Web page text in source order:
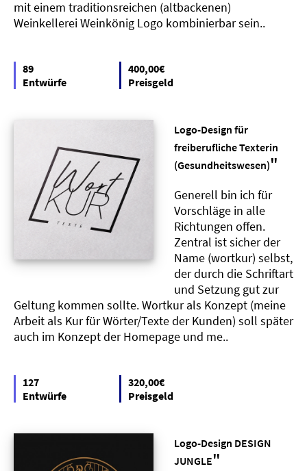
mit einem traditionsreichen (altbackenen)
Weinkellerei Weinkönig Logo kombinierbar sein..
89
Entwürfe
400,00€
Preisgeld
Logo-Design für
freiberufliche Texterin
(Gesundheitswesen)"
Generell bin ich für
Vorschläge in alle
Richtungen offen.
Zentral ist sicher der
Name (wortkur) selbst,
der durch die Schriftart
und Setzung gut zur
Geltung kommen sollte. Wortkur als Konzept (meine
Arbeit als Kur für Wörter/Texte der Kunden) soll später
auch im Konzept der Homepage und me..
127
Entwürfe
320,00€
Preisgeld
Logo-Design DESIGN
JUNGLE"